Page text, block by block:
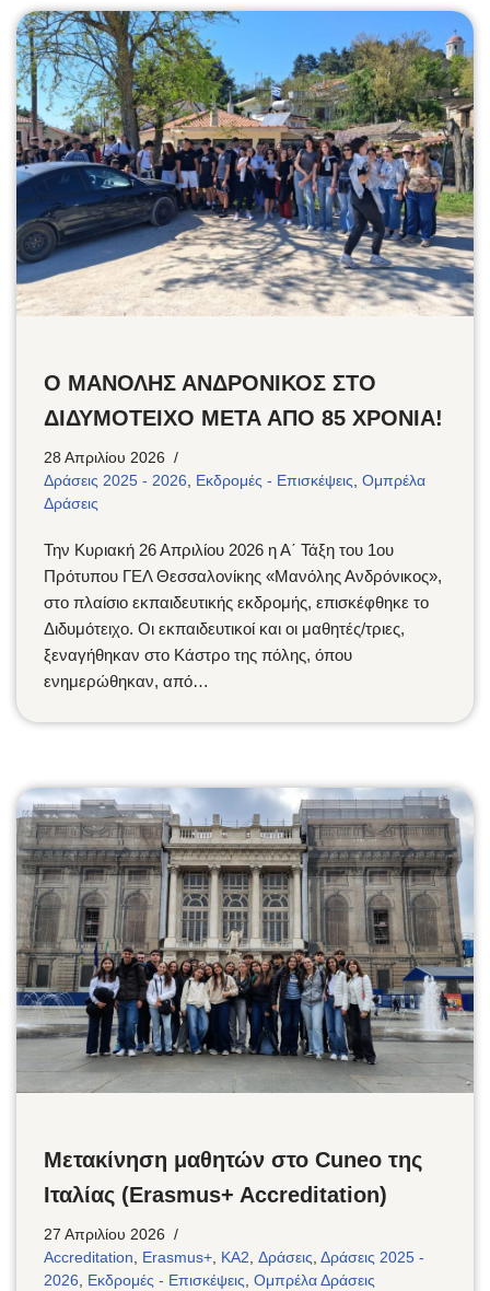
Ο ΜΑΝΟΛΗΣ ΑΝΔΡΟΝΙΚΟΣ ΣΤΟ
ΔΙΔΥΜΟΤΕΙΧΟ ΜΕΤΑ ΑΠΟ 85 ΧΡΟΝΙΑ!
28 Απριλίου 2026
Δράσεις 2025 - 2026
Εκδρομές - Επισκέψεις Ομπρέλα
Δράσεις
Την Κυριακή 26 Απριλίου 2026 η Α΄ Τάξη του 1ου
Πρότυπου ΓΕΛ Θεσσαλονίκης «Μανόλης Ανδρόνικος»,
στο πλαίσιο εκπαιδευτικής εκδρομής, επισκέφθηκε το
Διδυμότειχο. Οι εκπαιδευτικοί και οι μαθητές/τριες,
ξεναγήθηκαν στο Κάστρο της πόλης, όπου
ενημερώθηκαν, από…
Μετακίνηση μαθητών στο Cuneo της
Ιταλίας (Erasmus+ Accreditation)
27 Απριλίου 2026
Accreditation
Erasmus+ KA2 Δράσεις Δράσεις 2025 -
2026
Εκδρομές - Επισκέψεις Ομπρέλα Δράσεις